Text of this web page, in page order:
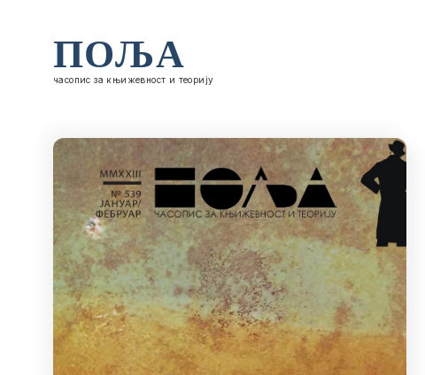
ПОЉА
часопис за књижевност и теорију